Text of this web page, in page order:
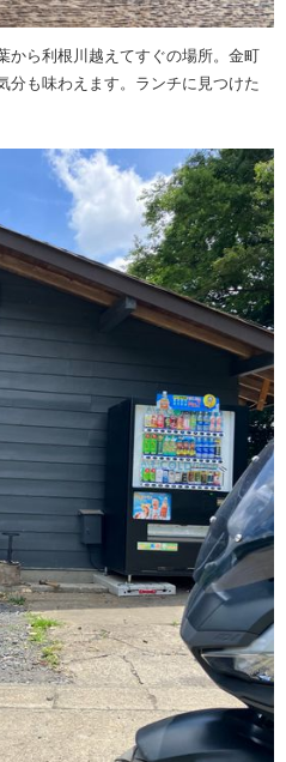
から利根川越えてすぐの場所。金町
分も味わえます。ランチに見つけた